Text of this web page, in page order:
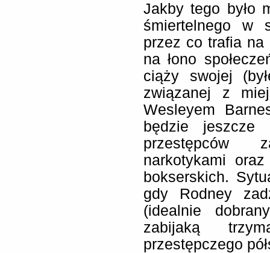
Jakby tego było
śmiertelnego w
przez co trafia
na łono
ciąży swojej
związanej z
Wesleyem
będzie
przestępców
narkotykami
bokserskich.
gdy Rodney
(idealnie
zabijaką
przestępczego